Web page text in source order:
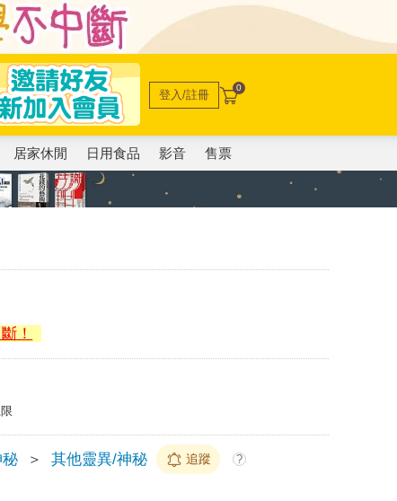
登入/註冊 0
居家休閒 日用食品 影音 售票
！
＞ 其他靈異/神秘 追蹤 ?